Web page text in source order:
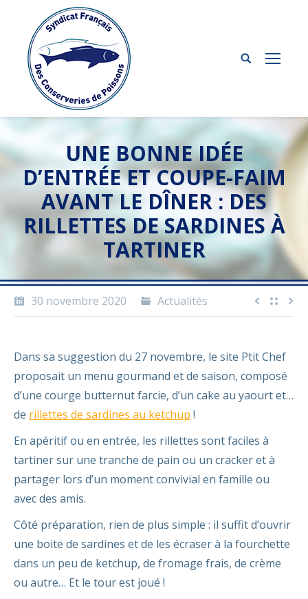
UNE BONNE IDÉE
D’ENTRÉE ET COUPE-FAIM
AVANT LE DÎNER : DES
RILLETTES DE SARDINES À
TARTINER
30 novembre 2020 Actualités
Dans sa suggestion du 27 novembre, le site Ptit Chef
proposait un menu gourmand et de saison, composé
d’une courge butternut farcie, d’un cake au yaourt et…
de rillettes de sardines au ketchup !
En apéritif ou en entrée, les rillettes sont faciles à
tartiner sur une tranche de pain ou un cracker et à
partager lors d’un moment convivial en famille ou
avec des amis.
Côté préparation, rien de plus simple : il suffit d’ouvrir
une boite de sardines et de les écraser à la fourchette
dans un peu de ketchup, de fromage frais, de crème
ou autre… Et le tour est joué !